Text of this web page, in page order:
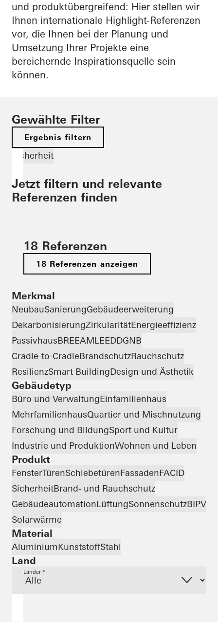
und produktübergreifend: Hier stellen wir
Ihnen internationale Highlight-Referenzen
vor, die Ihnen bei der Planung und
Umsetzung Ihrer Projekte eine
bereichernde Inspirationsquelle sein
können.
Gewählte Filter
Ergebnis filtern
Sicherheit
Jetzt filtern und relevante
Referenzen finden
18 Referenzen
18 Referenzen anzeigen
Merkmal
NeubauSanierungGebäudeerweiterung
DekarbonisierungZirkularitätEnergieeffizienz
PassivhausBREEAMLEEDDGNB
Cradle-to-CradleBrandschutzRauchschutz
ResilienzSmart BuildingDesign und Ästhetik
Gebäudetyp
Büro und VerwaltungEinfamilienhaus
MehrfamilienhausQuartier und Mischnutzung
Forschung und BildungSport und Kultur
Industrie und ProduktionWohnen und Leben
Produkt
FensterTürenSchiebetürenFassadenFACID
SicherheitBrand- und Rauchschutz
GebäudeautomationLüftungSonnenschutzBIPV
Solarwärme
Material
AluminiumKunststoffStahl
Land
Länder *